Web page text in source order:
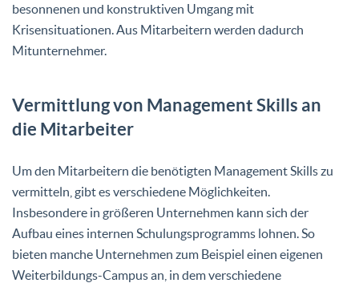
besonnenen und konstruktiven Umgang mit
Krisensituationen. Aus Mitarbeitern werden dadurch
Mitunternehmer.
Vermittlung von Management Skills an
die Mitarbeiter
Um den Mitarbeitern die benötigten Management Skills zu
vermitteln, gibt es verschiedene Möglichkeiten.
Insbesondere in größeren Unternehmen kann sich der
Aufbau eines internen Schulungsprogramms lohnen. So
bieten manche Unternehmen zum Beispiel einen eigenen
Weiterbildungs-Campus an, in dem verschiedene